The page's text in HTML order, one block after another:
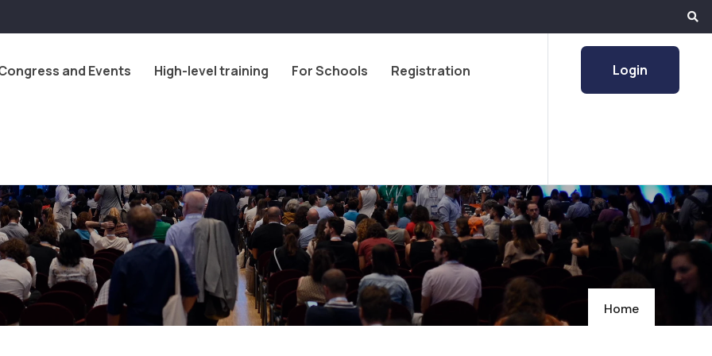
and Events High-level training For Schools Registration Login
Home